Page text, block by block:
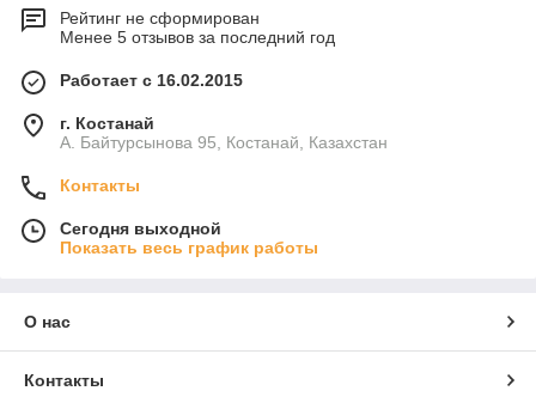
Рейтинг не сформирован
Менее 5 отзывов за последний год
Работает с 16.02.2015
г. Костанай
А. Байтурсынова 95, Костанай, Казахстан
Контакты
Сегодня выходной
Показать весь график работы
О нас
Контакты